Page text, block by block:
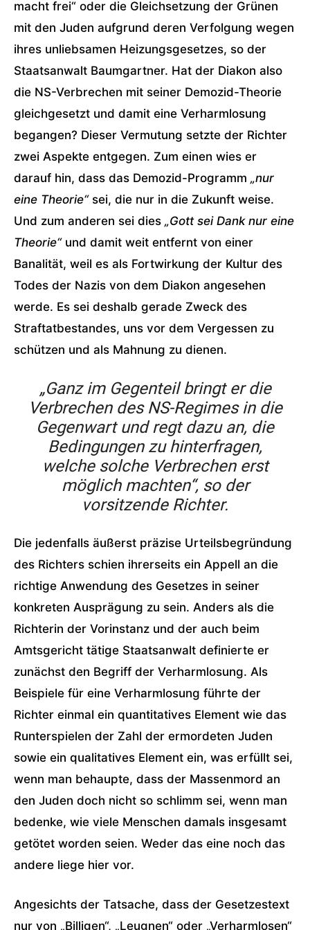
macht frei“ oder die Gleichsetzung der Grünen
mit den Juden aufgrund deren Verfolgung wegen
ihres unliebsamen Heizungsgesetzes, so der
Staatsanwalt Baumgartner. Hat der Diakon also
die NS-Verbrechen mit seiner Demozid-Theorie
gleichgesetzt und damit eine Verharmlosung
begangen? Dieser Vermutung setzte der Richter
zwei Aspekte entgegen. Zum einen wies er
darauf hin, dass das Demozid-Programm „nur
eine Theorie“sei, die nur in die Zukunft weise.
Und zum anderen sei dies „Gott sei Dank nur eine
Theorie“und damit weit entfernt von einer
Banalität, weil es als Fortwirkung der Kultur des
Todes der Nazis von dem Diakon angesehen
werde. Es sei deshalb gerade Zweck des
Straftatbestandes, uns vor dem Vergessen zu
schützen und als Mahnung zu dienen.
„Ganz im Gegenteil bringt er die
Verbrechen des NS-Regimes in die
Gegenwart und regt dazu an, die
Bedingungen zu hinterfragen,
welche solche Verbrechen erst
möglich machten“, so der
vorsitzende Richter.
Die jedenfalls äußerst präzise Urteilsbegründung
des Richters schien ihrerseits ein Appell an die
richtige Anwendung des Gesetzes in seiner
konkreten Ausprägung zu sein. Anders als die
Richterin der Vorinstanz und der auch beim
Amtsgericht tätige Staatsanwalt definierte er
zunächst den Begriff der Verharmlosung. Als
Beispiele für eine Verharmlosung führte der
Richter einmal ein quantitatives Element wie das
Runterspielen der Zahl der ermordeten Juden
sowie ein qualitatives Element ein, was erfüllt sei,
wenn man behaupte, dass der Massenmord an
den Juden doch nicht so schlimm sei, wenn man
bedenke, wie viele Menschen damals insgesamt
getötet worden seien. Weder das eine noch das
andere liege hier vor.
Angesichts der Tatsache, dass der Gesetzestext
nur von „Billigen“, „Leugnen“ oder „Verharmlosen“